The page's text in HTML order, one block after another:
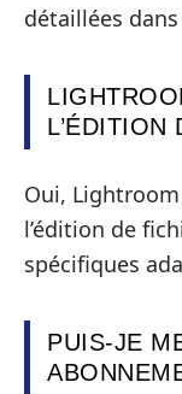
détaillées
L’ÉDITION
Oui,
l’édition de
spécifiques
PUIS-JE